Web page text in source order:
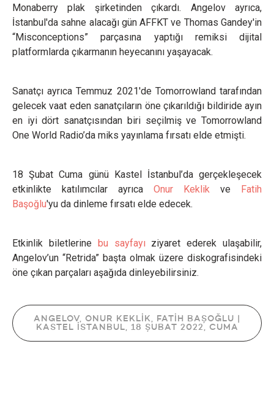
Monaberry plak şirketinden çıkardı. Angelov ayrıca,
İstanbul'da sahne alacağı gün AFFKT ve Thomas Gandey'in
“Misconceptions” parçasına yaptığı remiksi dijital
platformlarda çıkarmanın heyecanını yaşayacak.
Sanatçı ayrıca Temmuz 2021'de Tomorrowland tarafından
gelecek vaat eden sanatçıların öne çıkarıldığı bildiride ayın
en iyi dört sanatçısından biri seçilmiş ve Tomorrowland
One World Radio’da miks yayınlama fırsatı elde etmişti.
18 Şubat Cuma günü Kastel İstanbul’da gerçekleşecek
etkinlikte katılımcılar ayrıca Onur Keklik ve Fatih
Başoğlu'yu da dinleme fırsatı elde edecek.
Etkinlik biletlerine bu sayfayı ziyaret ederek ulaşabilir,
Angelov’un “Retrida” başta olmak üzere diskografisindeki
öne çıkan parçaları aşağıda dinleyebilirsiniz.
ANGELOV, ONUR KEKLİK, FATİH BAŞOĞLU |
KASTEL İSTANBUL, 18 ŞUBAT 2022, CUMA